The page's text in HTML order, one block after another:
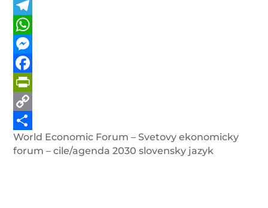
Telegram
WhatsApp
Messenger
Facebook
PrintFriendly
Copy
Link
Share
World Economic Forum – Svetovy ekonomicky
forum – cile/agenda 2030 slovensky jazyk